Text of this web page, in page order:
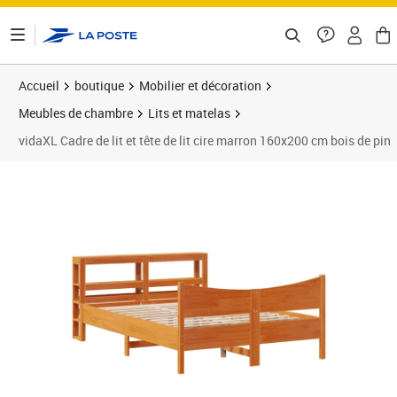
Accueil boutique
Mobilier et décoration
Meubles de chambre
Lits et matelas
vidaXL Cadre de lit et tête de lit cire marron 160x200 cm bois de pin